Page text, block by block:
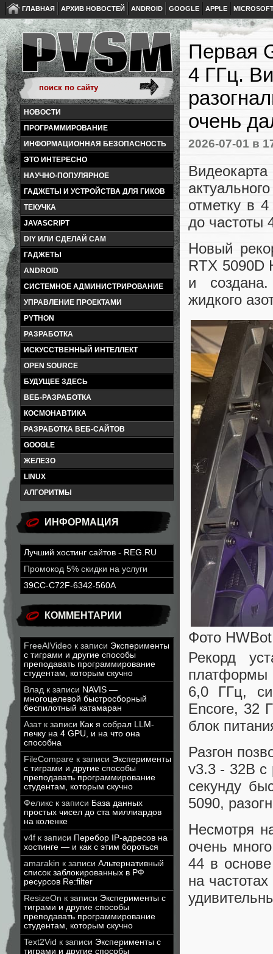
ГЛАВНАЯ АРХИВ НОВОСТЕЙ ANDROID GOOGLE APPLE
НОВОСТИ
ПРОГРАММИРОВАНИЕ
ИНФОРМАЦИОННАЯ БЕЗОПАСНОСТЬ
ЭТО ИНТЕРЕСНО
НАУЧНО-ПОПУЛЯРНОЕ
ГАДЖЕТЫ И УСТРОЙСТВА ДЛЯ ГИКОВ
ТЕКУЧКА
JAVASCRIPT
DIY ИЛИ СДЕЛАЙ САМ
ГАДЖЕТЫ
ANDROID
СИСТЕМНОЕ АДМИНИСТРИРОВАНИЕ
УПРАВЛЕНИЕ ПРОЕКТАМИ
PYTHON
РАЗРАБОТКА
ИСКУССТВЕННЫЙ ИНТЕЛЛЕКТ
OPEN SOURCE
БУДУЩЕЕ ЗДЕСЬ
ВЕБ-РАЗРАБОТКА
КОСМОНАВТИКА
РАЗРАБОТКА ВЕБ-САЙТОВ
GOOGLE
ЖЕЛЕЗО
LINUX
АЛГОРИТМЫ
ИНФОРМАЦИЯ
Лучший хостинг сайтов - REG.RU
Промокод 5% скидки на услуги
39CC-C72F-6342-560A
КОММЕНТАРИИ
FreeAIVideo к записи Эксперименты
с тиграми и другие способы
преподавать программирование
студентам, которым скучно
Влад к записи NAVIS —
многоцелевой быстросборный
беспилотный катамаран
Азатк записи Как я собрал LLM-
печку на 4 GPU, и на что она
способна
FileCompare к записи Эксперименты
с тиграми и другие способы
преподавать программирование
студентам, которым скучно
Феликс к записи База данных
простых чисел до ста миллиардов
на коленке
v4f к записи Перебор IP-адресов на
хостинге — и как с этим бороться
amarakin к записи Альтернативный
список заблокированных в РФ
ресурсов Re:filter
ResizeOn к записи Эксперименты с
тиграми и другие способы
преподавать программирование
студентам, которым скучно
Text2Vid к записи Эксперименты с
тиграми и другие способы
Первая
4 ГГц.
очень
2026-07-01 в
отметку в
до частоты
Новый
RTX 5090D
и
жидкого
Фото HWBot
Рекорд
платформы
6,0 ГГц,
Encore, 32
блок
Разгон
v3.3 - 32B с
секунду
5090,
Несмотря
очень
44 в
на